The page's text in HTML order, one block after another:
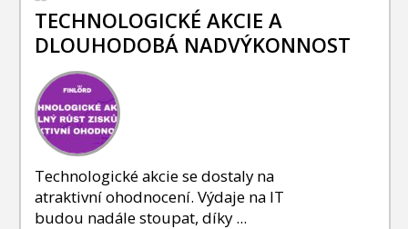
TECHNOLOGICKÉ AKCIE A
DLOUHODOBÁ NADVÝKONNOST
Technologické akcie se dostaly na
atraktivní ohodnocení. Výdaje na IT
budou nadále stoupat, díky ...